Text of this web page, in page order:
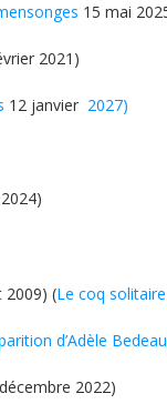
15 mai
2021)
12 janvier 2027)
(Le coq solitaire
d’Adèle Bedeau
2022)